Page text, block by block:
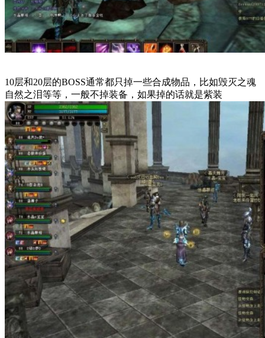
10层和20层的BOSS通常都只掉一些合成物品，比如毁灭之魂
自然之泪等等，一般不掉装备，如果掉的话就是紫装